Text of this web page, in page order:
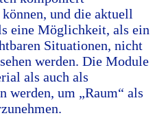
und die aktuell
eine Möglichkeit, als ein
Situationen, nicht
werden. Die Module
als auch als
werden, um „Raum“ als